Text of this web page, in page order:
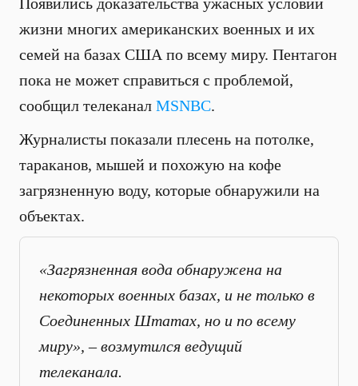
жизни многих американских военных и их
семей на базах США по всему миру. Пентагон
пока не может справиться с проблемой,
сообщил телеканал MSNBC.
Журналисты показали плесень на потолке,
тараканов, мышей и похожую на кофе
загрязненную воду, которые обнаружили на
объектах.
«Загрязненная вода обнаружена на
некоторых военных базах, и не только в
Соединенных Штатах, но и по всему
миру», – возмутился ведущий
телеканала.